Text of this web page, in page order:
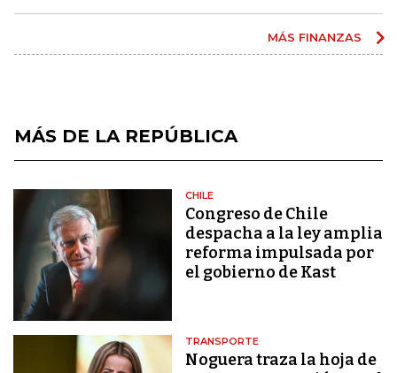
MÁS FINANZAS
MÁS DE LA REPÚBLICA
CHILE
Congreso de Chile
despacha a la ley amplia
reforma impulsada por
el gobierno de Kast
TRANSPORTE
Noguera traza la hoja de